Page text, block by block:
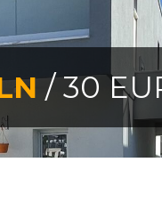
/ 30